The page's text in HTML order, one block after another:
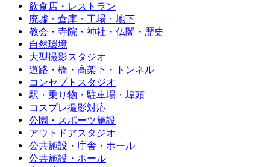
飲食店・レストラン
廃墟・倉庫・工場・地下
教会・寺院・神社・仏閣・歴史
自然環境
大型撮影スタジオ
道路・橋・高架下・トンネル
コンセプトスタジオ
駅・乗り物・駐車場・埠頭
コスプレ撮影対応
公園・スポーツ施設
アウトドアスタジオ
公共施設・庁舎・ホール
公共施設・ホール